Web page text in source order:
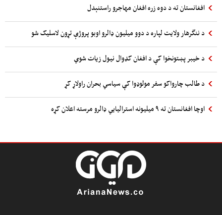
افغانستان ته د دوه زره افغان مهاجرو راستنېدل
د ننگرهار ولایت لپاره د دوو میلیون ډالرو اوبو پروژې تړون لاسلیک شو
د خیبر پښتونخوا کې د افغان کډوال نیول زیات شوي
د طالب چارواکو سفر مولوډوا کې سیاسي بحران راولاړ کړ
اوچا افغانستان ته ۹ میلیونه استرالیایي ډالرو مرسته اعلان کړه